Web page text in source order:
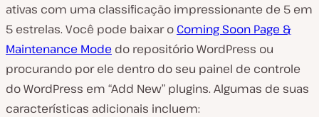
ativas com uma classificação impressionante de 5 em
5 estrelas. Você pode baixar o Coming Soon Page &
Maintenance Mode do repositório WordPress ou
procurando por ele dentro do seu painel de controle
do WordPress em “Add New” plugins. Algumas de suas
características adicionais incluem: